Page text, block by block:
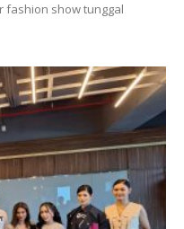
fashion show tunggal